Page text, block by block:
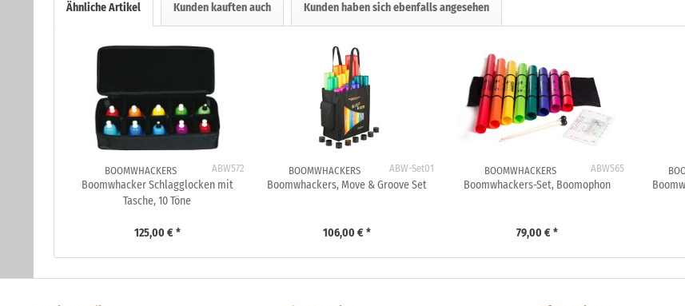
Ähnliche Artikel Kunden kauften auch Kunden haben sich ebenfalls angesehen
ABW572
BOOMWHACKERS
Boomwhacker Schlagglocken mit
Tasche, 10 Töne
125,00 € *
ABW-Set01
BOOMWHACKERS
Boomwhackers, Move & Groove Set
106,00 € *
ABW565
BOOMWHACKERS
Boomwhackers-Set, Boomophon
79,00 € *